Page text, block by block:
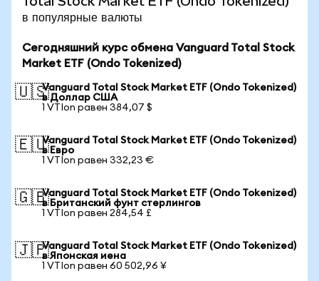
в популярные валюты
Сегодняшний курс обмена Vanguard Total Stock
Market ETF (Ondo Tokenized)
🇺🇸Vanguard Total Stock Market ETF (Ondo Tokenized)
в Доллар США
1 VTIon равен 384,07 $
🇪🇺Vanguard Total Stock Market ETF (Ondo Tokenized)
в Евро
1 VTIon равен 332,23 €
🇬🇧Vanguard Total Stock Market ETF (Ondo Tokenized)
в Британский фунт стерлингов
1 VTIon равен 284,54 £
🇯🇵Vanguard Total Stock Market ETF (Ondo Tokenized)
в Японская иена
1 VTIon равен 60 502,96 ¥